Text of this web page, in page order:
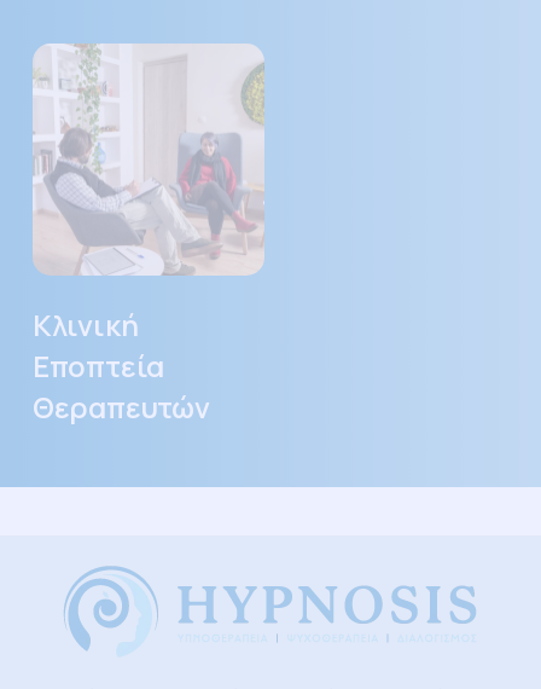
Κλινική
Εποπτεία
Θεραπευτών
Κλινική
Εποπτεία
Θεραπευτών